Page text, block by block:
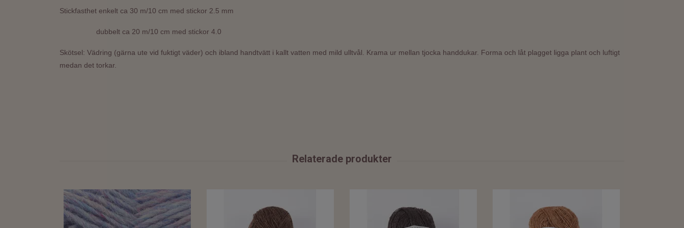
Stickfasthet enkelt ca 30 m/10 cm med stickor 2.5 mm
dubbelt ca 20 m/10 cm med stickor 4.0
Skötsel: Vädring (gärna ute vid fuktigt väder) och ibland handtvätt i kallt vatten med mild ulltvål. Krama ur mellan tjocka handdukar. Forma och låt plagget ligga plant och luftigt
medan det torkar.